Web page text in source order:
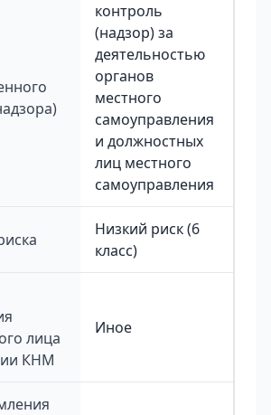
контроль
(надзор) за
деятельностью
органов
местного
самоуправления
и должностных
лиц местного
самоуправления
Низкий риск (6
класс)
лица
КНМ
Иное